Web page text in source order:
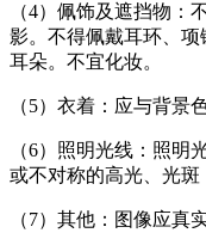
（4）佩饰及遮挡物：
影。不得佩戴耳环、
耳朵。不宜化妆。
（5）衣着：应与背景
（6）照明光线：照明
或不对称的高光、光斑
（7）其他：图像应真